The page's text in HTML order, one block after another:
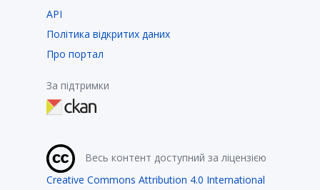
API
Політика відкритих даних
Про портал
За підтримки
Весь контент доступний за ліцензією
Creative Commons Attribution 4.0 International